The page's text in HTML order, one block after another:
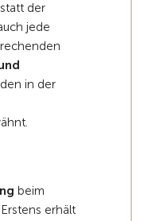
der
jede
in der
beim
erhält